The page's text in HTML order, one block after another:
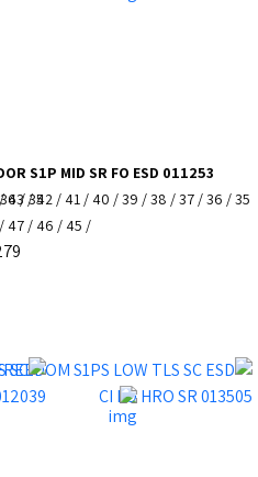
S1P MID SR FO ESD 011253
/ 45 / 46 / 47 / 48